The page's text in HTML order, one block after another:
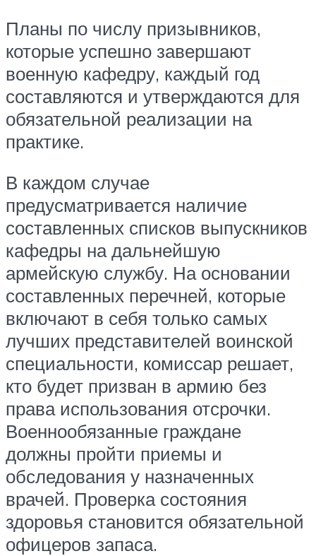
Планы по числу призывников,
которые успешно завершают
военную кафедру, каждый год
составляются и утверждаются для
обязательной реализации на
практике.
В каждом случае
предусматривается наличие
составленных списков выпускников
кафедры на дальнейшую
армейскую службу. На основании
составленных перечней, которые
включают в себя только самых
лучших представителей воинской
специальности, комиссар решает,
кто будет призван в армию без
права использования отсрочки.
Военнообязанные граждане
должны пройти приемы и
обследования у назначенных
врачей. Проверка состояния
здоровья становится обязательной
офицеров запаса.